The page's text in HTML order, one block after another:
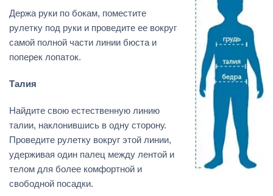
Держа руки по бокам, поместите
рулетку под руки и проведите ее вокруг
самой полной части линии бюста и
поперек лопаток.
Талия
Найдите свою естественную линию
талии, наклонившись в одну сторону.
Проведите рулетку вокруг этой линии,
удерживая один палец между лентой и
телом для более комфортной и
свободной посадки.